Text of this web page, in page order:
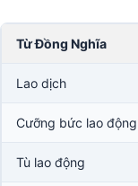
Từ Đồng Nghĩa
Lao dịch
Cưỡng bức lao động
Tù lao động